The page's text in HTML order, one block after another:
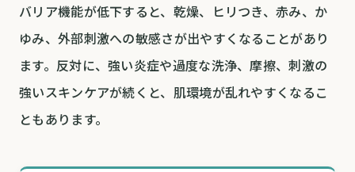
バリア機能が低下すると、乾燥、ヒリつき、赤み、か
ゆみ、外部刺激への敏感さが出やすくなることがあり
ます。反対に、強い炎症や過度な洗浄、摩擦、刺激の
強いスキンケアが続くと、肌環境が乱れやすくなるこ
ともあります。